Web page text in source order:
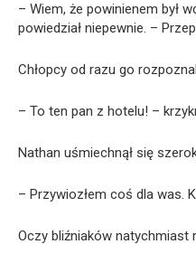
– Wiem, że powinienem był
powiedział niepewnie. –
Chłopcy od razu go
– To ten pan z hotelu! –
Nathan uśmiechnął się
– Przywiozłem coś dla was.
Oczy bliźniaków natychmiast